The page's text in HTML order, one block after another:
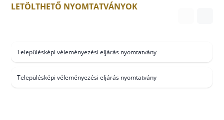
LETÖLTHETŐ NYOMTATVÁNYOK
Településképi véleményezési eljárás nyomtatvány
Településképi véleményezési eljárás nyomtatvány